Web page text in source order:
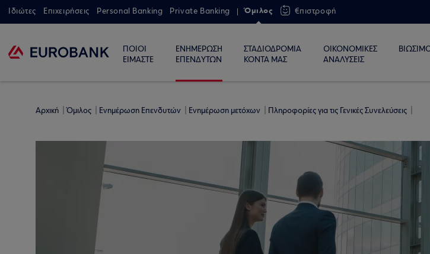
Ιδιώτες Επιχειρήσεις Personal Banking Private Banking Όμιλος €πιστροφή
ΠΟΙΟΙ
ΕΙΜΑΣΤΕ
ΕΝΗΜΕΡΩΣΗ
ΕΠΕΝΔΥΤΩΝ
ΣΤΑΔΙΟΔΡΟΜΙΑ
ΚΟΝΤΑ ΜΑΣ
ΟΙΚΟΝΟΜΙΚΕΣ
ΑΝΑΛΥΣΕΙΣ
Αρχική Όμιλος Ενημέρωση Επενδυτών Ενημέρωση μετόχων Πληροφορίες για τις Γενικές Συνελεύσεις